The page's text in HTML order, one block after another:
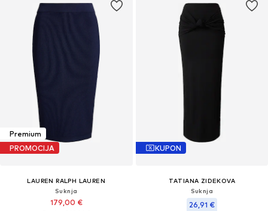
Premium
PROMOCIJA
LAUREN RALPH LAUREN
Suknja
179,00 €
KUPON
TATIANA ZIDEKOVA
Suknja
26,91 €